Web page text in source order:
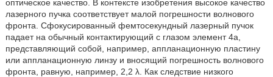
оптическое качество. В контексте изобретения высокое качество
лазерного пучка соответствует малой погрешности волнового
фронта. Сфокусированный фемтосекундный лазерный пучок
падает на обычный контактирующий с глазом элемент 4а,
представляющий собой, например, аппланационную пластину
или аппланационную линзу и вносящий погрешность волнового
фронта, равную, например, 2,2 λ. Как следствие низкого